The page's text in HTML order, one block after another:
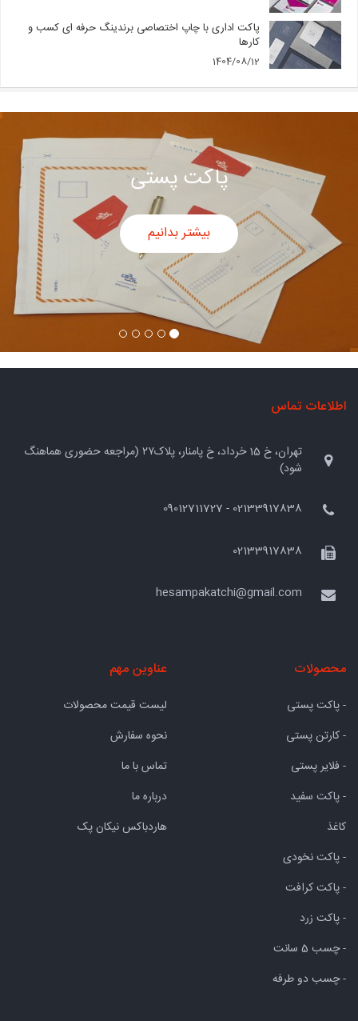
پاکت اداری با چاپ اختصاصی برندینگ حرفه ای کسب و
کارها
1404/08/12
پاکت پستی
بیشتر بدانیم
اطلاعات تماس
تهران، خ 15 خرداد، خ پامنار، پلاک۲۷ (مراجعه حضوری هماهنگ
شود)
02133917838 - 09012711727
02133917838
hesampakatchi@gmail.com
محصولات
- پاکت پستی
- کارتن پستی
- فلایر پستی
- پاکت سفید
کاغذ
- پاکت نخودی
- پاکت کرافت
- پاکت زرد
- چسب 5 سانت
- چسب دو طرفه
عناوین مهم
لیست قیمت محصولات
نحوه سفارش
تماس با ما
درباره ما
هاردباکس نیکان پک